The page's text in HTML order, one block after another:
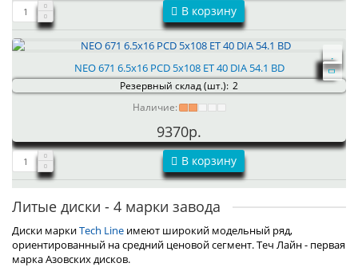
В корзину
NEO 671 6.5x16 PCD 5x108 ET 40 DIA 54.1 BD
Резервный склад (шт.): 2
Наличие:
9370р.
В корзину
Литые диски - 4 марки завода
Диски маркиTech Line имеют широкий модельный ряд,
ориентированный на средний ценовой сегмент. Теч Лайн - первая
марка Азовских дисков.